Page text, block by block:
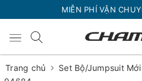
MIỄN PHÍ VẬN
Trang chủ Set Bộ/Jumpsuit Mới